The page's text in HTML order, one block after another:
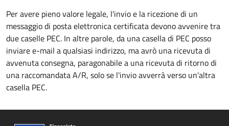
Per avere pieno valore legale, l'invio e la ricezione di un
messaggio di posta elettronica certificata devono avvenire tra
due caselle PEC. In altre parole, da una casella di PEC posso
inviare e-mail a qualsiasi indirizzo, ma avrò una ricevuta di
avvenuta consegna, paragonabile a una ricevuta di ritorno di
una raccomandata A/R, solo se l'invio avverrà verso un'altra
casella PEC.